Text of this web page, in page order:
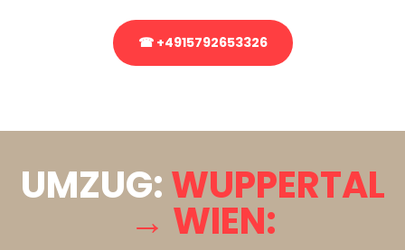
☎ +4915792653326
UMZUG:WUPPERTAL
→ WIEN: